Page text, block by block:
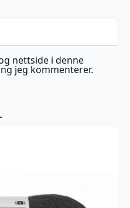
nettside i denne
jeg kommenterer.